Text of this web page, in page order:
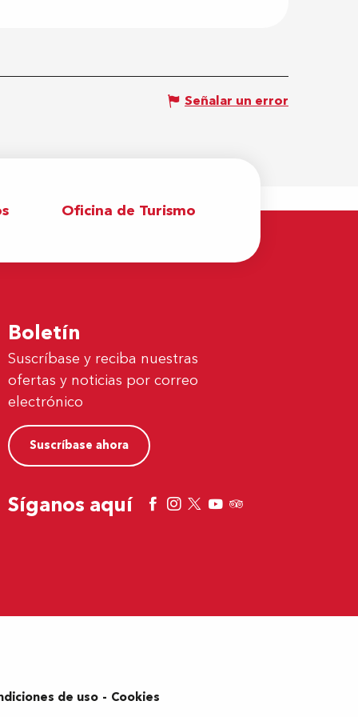
Señalar un error
Oficina de Turismo
Boletín
Suscríbase y reciba nuestras
ofertas y noticias por correo
electrónico
Suscríbase ahora
Síganos aquí
de uso Cookies